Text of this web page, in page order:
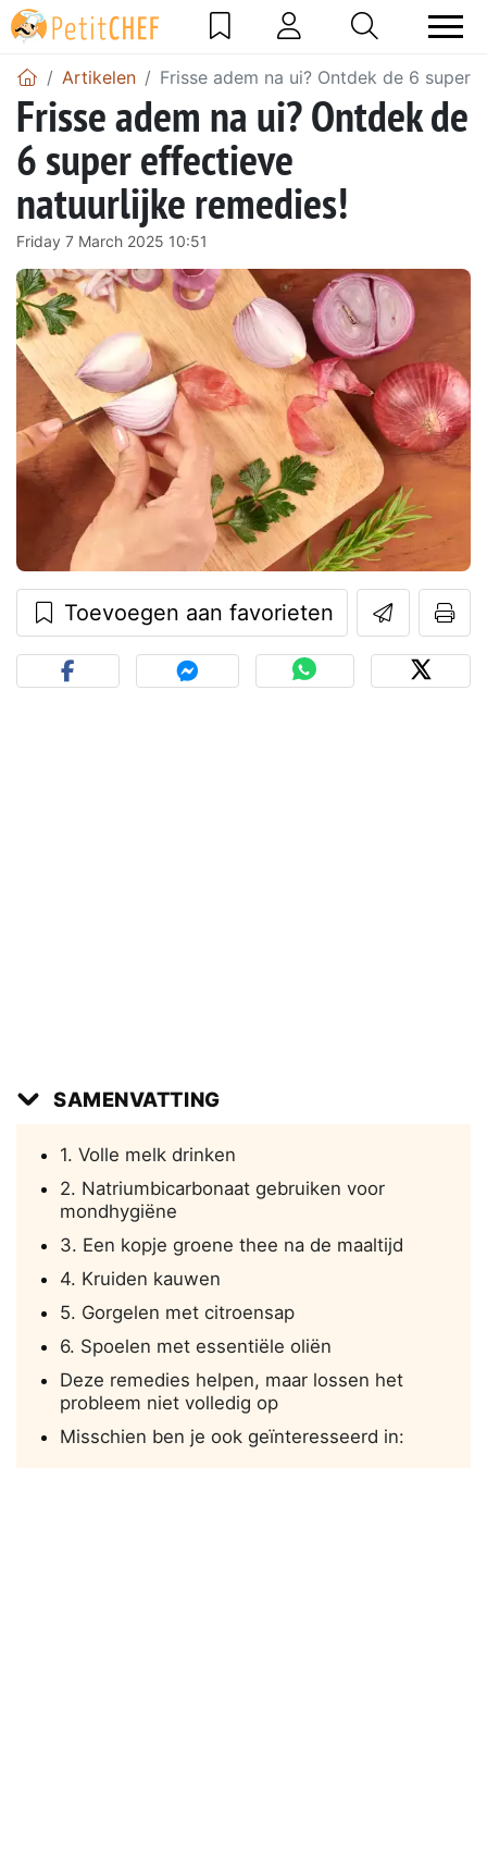
Artikelen Frisse adem na ui? Ontdek de 6 super
Frisse adem na ui? Ontdek de
6 super effectieve
natuurlijke remedies!
Friday 7 March 2025 10:51
Toevoegen aan favorieten
SAMENVATTING
1. Volle melk drinken
2. Natriumbicarbonaat gebruiken voor
mondhygiëne
3. Een kopje groene thee na de maaltijd
4. Kruiden kauwen
5. Gorgelen met citroensap
6. Spoelen met essentiële oliën
Deze remedies helpen, maar lossen het
probleem niet volledig op
Misschien ben je ook geïnteresseerd in: